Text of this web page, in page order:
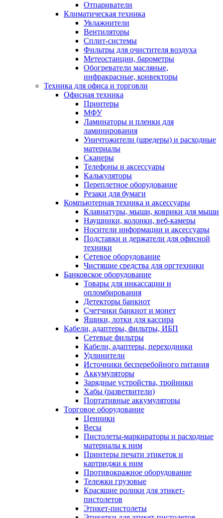
Отпариватели
Климатическая техника
Увлажнители
Вентиляторы
Сплит-системы
Фильтры для очистителя воздуха
Метеостанции, барометры
Обогреватели масляные,
инфракрасные, конвекторы
Техника для офиса и торговли
Офисная техника
Принтеры
МФУ
Ламинаторы и пленки для
ламинирования
Уничтожители (шредеры) и расходные
материалы
Сканеры
Телефоны и аксессуары
Калькуляторы
Переплетное оборудование
Резаки для бумаги
Компьютерная техника и аксессуары
Клавиатуры, мыши, коврики для мыши
Наушники, колонки, веб-камеры
Носители информации и аксессуары
Подставки и держатели для офисной
техники
Сетевое оборудование
Чистящие средства для оргтехники
Банковское оборудование
Товары для инкассации и
опломбирования
Детекторы банкнот
Счетчики банкнот и монет
Ящики, лотки для кассира
Кабели, адаптеры, фильтры, ИБП
Сетевые фильтры
Кабели, адаптеры, переходники
Удлинители
Источники бесперебойного питания
Аккумуляторы
Зарядные устройства, тройники
Хабы (разветвители)
Портативные аккумуляторы
Торговое оборудование
Ценники
Весы
Пистолеты-маркираторы и расходные
материалы к ним
Принтеры печати этикеток и
картриджи к ним
Противокражное оборудование
Тележки грузовые
Красящие ролики для этикет-
пистолетов
Этикет-пистолеты